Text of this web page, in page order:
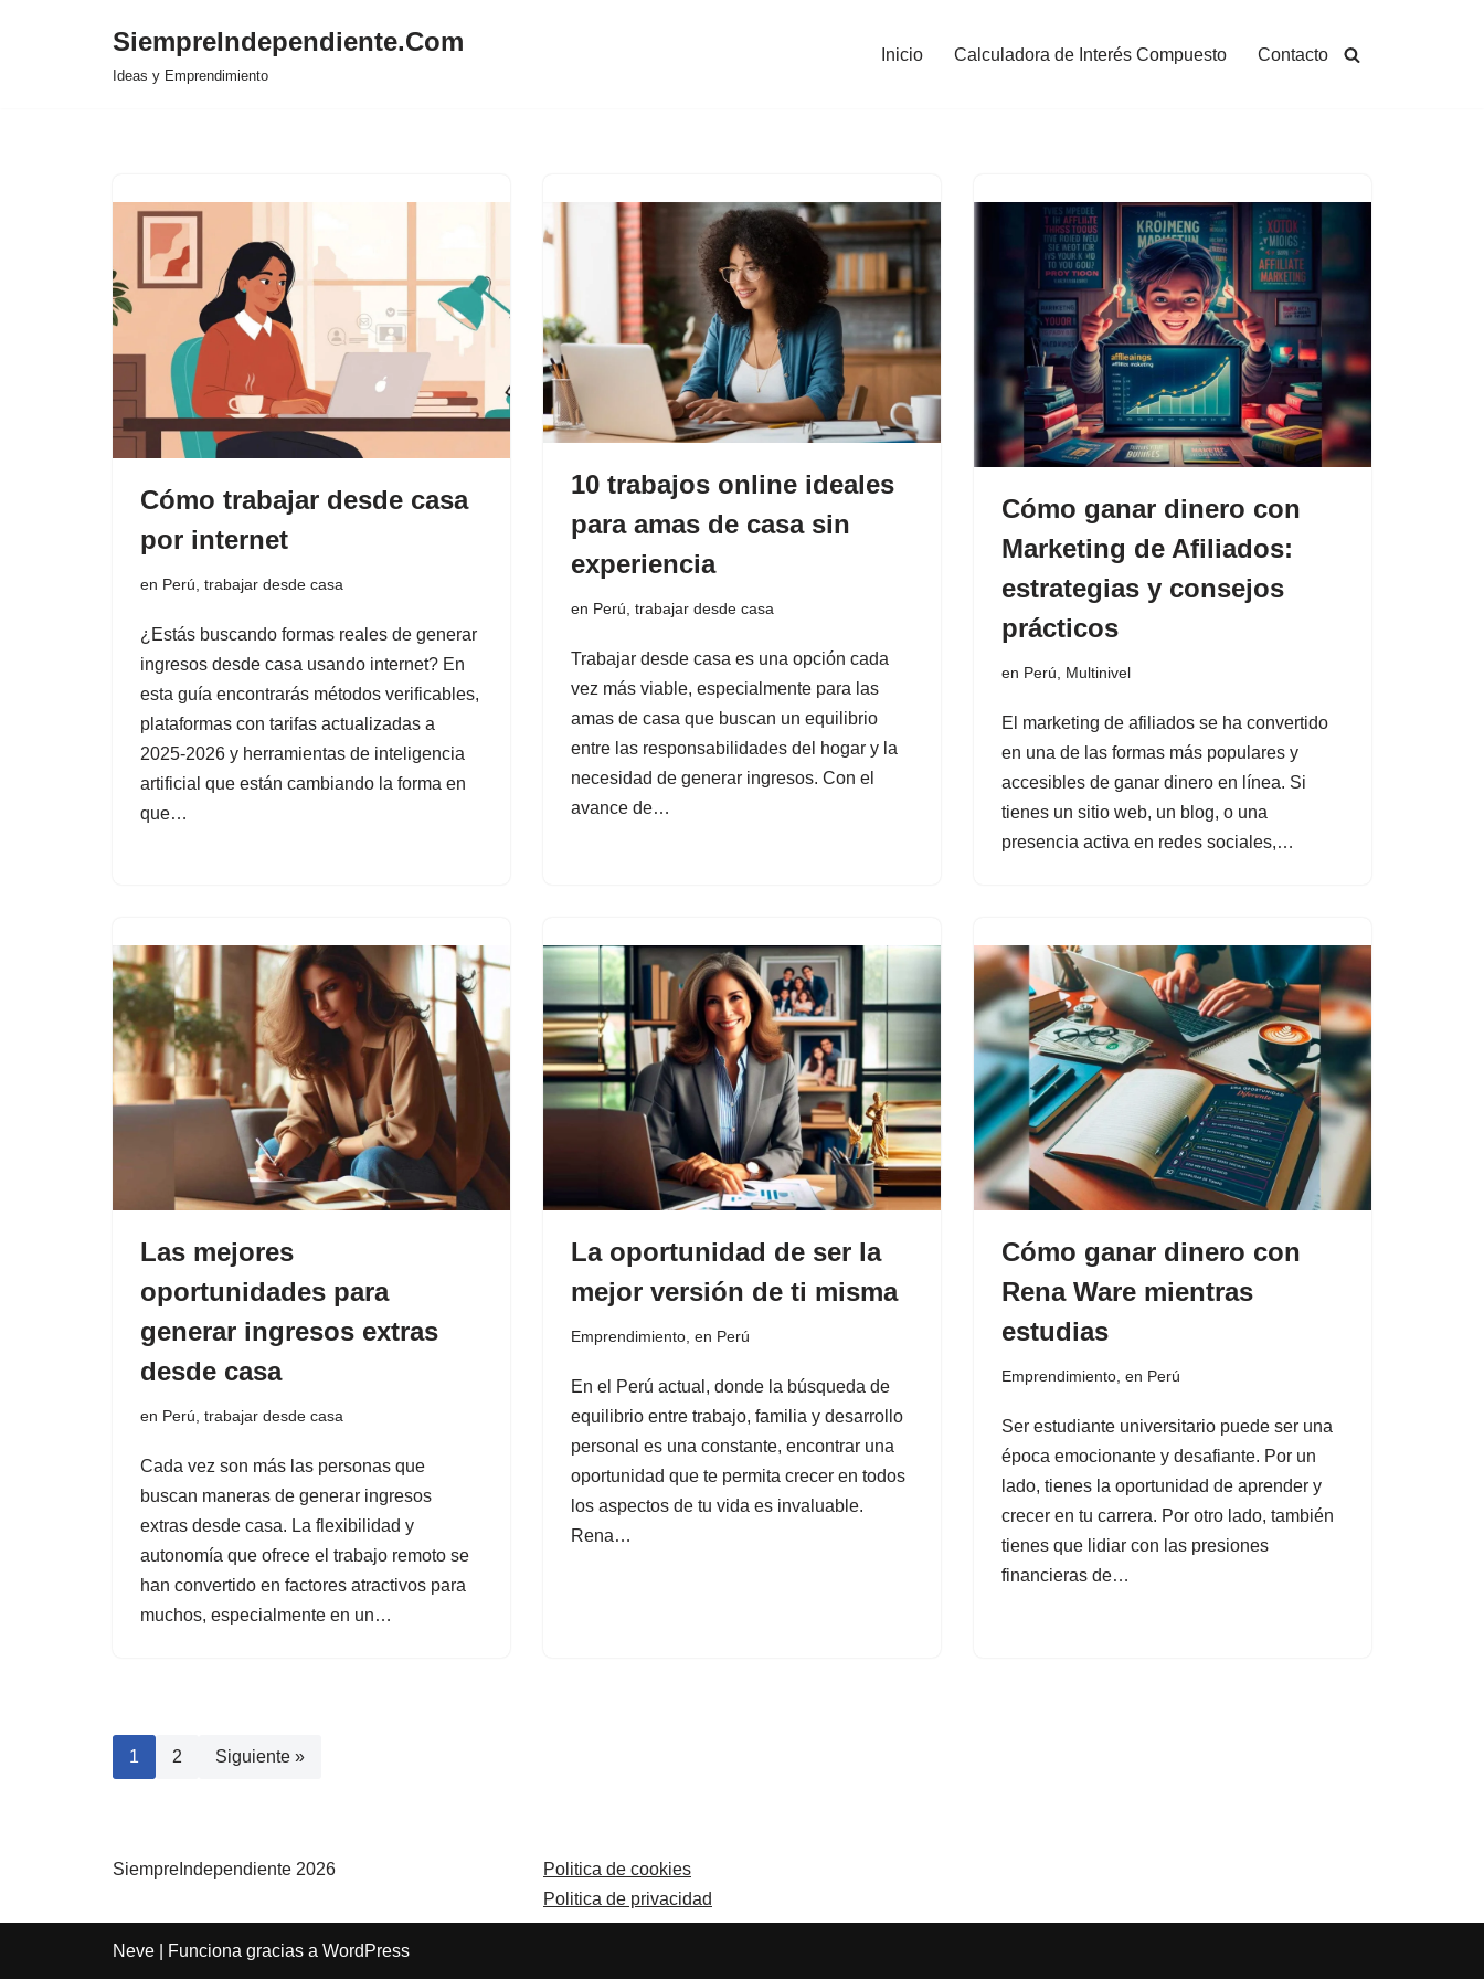
SiempreIndependiente.Com
Ideas y Emprendimiento
Inicio Calculadora de Interés Compuesto Contacto
Cómo trabajar desde casa
por internet
en Perú, trabajar desde casa
¿Estás buscando formas reales de generar
ingresos desde casa usando internet? En
esta guía encontrarás métodos verificables,
plataformas con tarifas actualizadas a
2025-2026 y herramientas de inteligencia
artificial que están cambiando la forma en
que…
10 trabajos online ideales
para amas de casa sin
experiencia
en Perú trabajar desde casa
Trabajar desde casa es una opción cada
vez más viable, especialmente para las
amas de casa que buscan un equilibrio
entre las responsabilidades del hogar y la
necesidad de generar ingresos. Con el
avance de…
Cómo ganar dinero con
Marketing de Afiliados:
estrategias y consejos
prácticos
en Perú Multinivel
El marketing de afiliados se ha convertido
en una de las formas más populares y
accesibles de ganar dinero en línea. Si
tienes un sitio web, un blog, o una
presencia activa en redes sociales,…
Las mejores
oportunidades para
generar ingresos extras
desde casa
en Perú trabajar desde casa
Cada vez son más las personas que
buscan maneras de generar ingresos
extras desde casa. La flexibilidad y
autonomía que ofrece el trabajo remoto se
han convertido en factores atractivos para
muchos, especialmente en un…
La oportunidad de ser la
mejor versión de ti misma
Emprendimiento en Perú
En el Perú actual, donde la búsqueda de
equilibrio entre trabajo, familia y desarrollo
personal es una constante, encontrar una
oportunidad que te permita crecer en todos
los aspectos de tu vida es invaluable.
Rena…
Cómo ganar dinero con
Rena Ware mientras
estudias
Emprendimiento en Perú
Ser estudiante universitario puede ser una
época emocionante y desafiante. Por un
lado, tienes la oportunidad de aprender y
crecer en tu carrera. Por otro lado, también
tienes que lidiar con las presiones
financieras de…
1 2 Siguiente »
SiempreIndependiente 2026
Politica de cookies
Politica de privacidad
Neve | Funciona gracias a WordPress